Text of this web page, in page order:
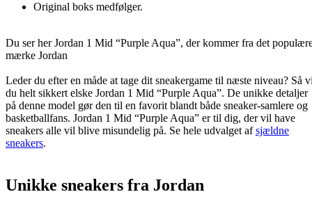
Original boks medfølger.
Du ser her Jordan 1 Mid “Purple Aqua”, der kommer fra det
mærke Jordan
Leder du efter en måde at tage dit sneakergame til næste niveau? Så
du helt sikkert elske Jordan 1 Mid “Purple Aqua”. De unikke detaljer
på denne model gør den til en favorit blandt både sneaker-samlere og
basketballfans. Jordan 1 Mid “Purple Aqua” er til dig, der vil have
sneakers alle vil blive misundelig på. Se hele udvalget afsjældne
sneakers.
Unikke sneakers fra Jordan